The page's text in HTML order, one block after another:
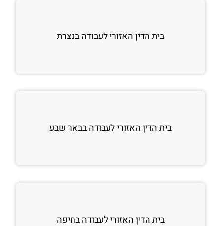
בית הדין האזורי לעבודה בנצרת
בית הדין האזורי לעבודה בבאר שבע
בית הדין האזורי לעבודה בחיפה